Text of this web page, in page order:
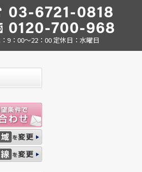
9：00～22：00 定休日：水曜日